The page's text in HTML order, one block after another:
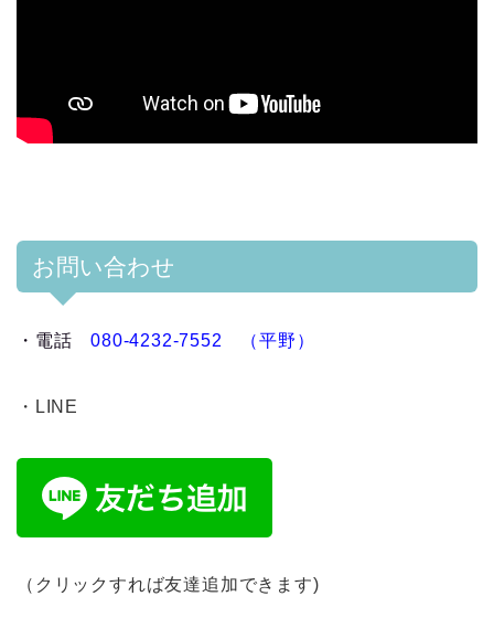
お問い合わせ
・ 電話080-4232-7552 （平野）
・LINE
（クリックすれば友達追加できます)